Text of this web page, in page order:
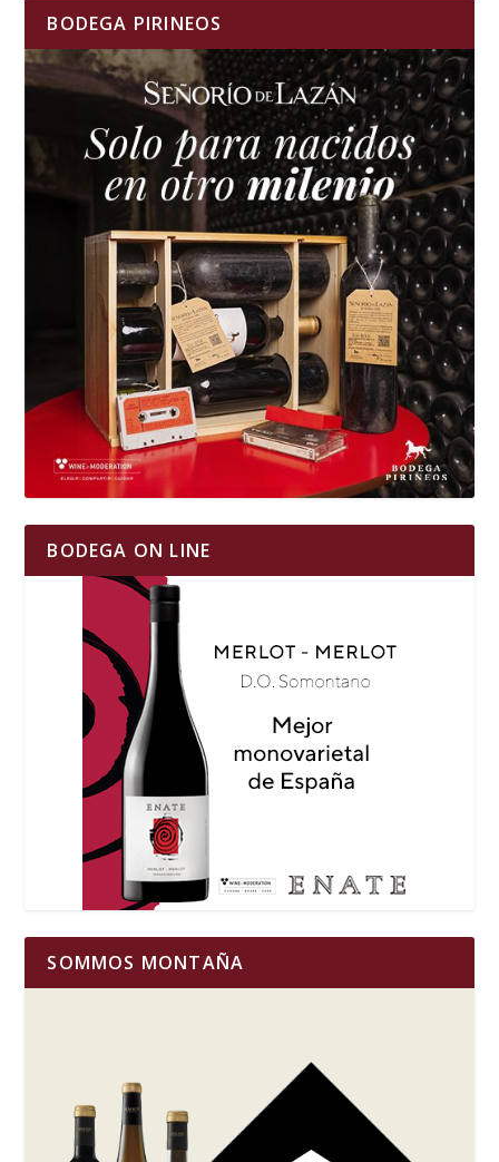
BODEGA PIRINEOS
BODEGA ON LINE
SOMMOS MONTAÑA